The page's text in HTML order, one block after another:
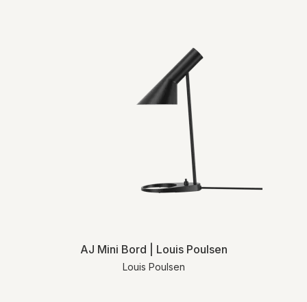
AJ Mini Bord | Louis Poulsen
Louis Poulsen